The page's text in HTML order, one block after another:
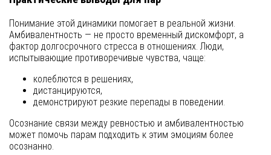
Понимание этой динамики помогает в реальной жизни.
Амбивалентность — не просто временный дискомфорт, а
фактор долгосрочного стресса в отношениях. Люди,
испытывающие противоречивые чувства, чаще:
колеблются в решениях,
дистанцируются,
демонстрируют резкие перепады в поведении.
Осознание связи между ревностью и амбивалентностью
может помочь парам подходить к этим эмоциям более
осознанно.